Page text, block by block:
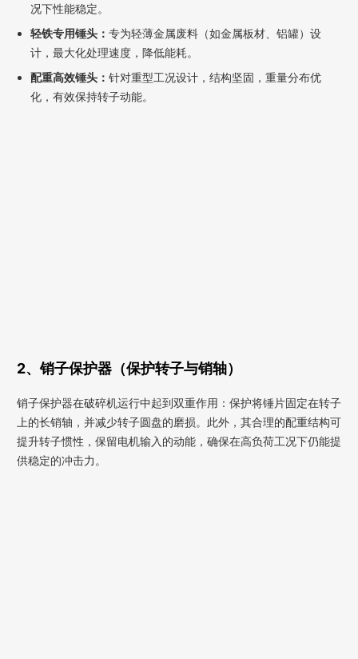
况下性能稳定。
轻铁专用锤头： 专为轻薄金属废料（如金属板材、铝罐）设
计，最大化处理速度，降低能耗。
配重高效锤头： 针对重型工况设计，结构坚固，重量分布优
化，有效保持转子动能。
2、销子保护器（保护转子与销轴）
销子保护器在破碎机运行中起到双重作用：保护将锤片固定在转子
上的长销轴，并减少转子圆盘的磨损。此外，其合理的配重结构可
提升转子惯性，保留电机输入的动能，确保在高负荷工况下仍能提
供稳定的冲击力。